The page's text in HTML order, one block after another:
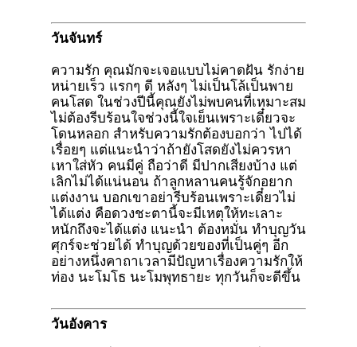
วันจันทร์
ความรัก คุณมักจะเจอแบบไม่คาดฝัน รักง่าย
หน่ายเร็ว แรกๆ ดี หลังๆ ไม่เป็นโล้เป็นพาย
คนโสด ในช่วงปีนี้คุณยังไม่พบคนที่เหมาะสม
ไม่ต้องรีบร้อนใจช่วงนี้ใจเย็นเพราะเดี๋ยวจะ
โดนหลอก สำหรับความรักต้องบอกว่า ไปได้
เรื่อยๆ แต่แนะนำว่าถ้ายังโสดยังไม่ควรหา
เหาใส่หัว คนมีคู่ ถือว่าดี มีปากเสียงบ้าง แต่
เลิกไม่ได้แน่นอน ถ้าลูกหลานคนรู้จักอยาก
แต่งงาน บอกเขาอย่ารีบร้อนเพราะเดี๋ยวไม่
ได้แต่ง คือดวงชะตานี้จะมีเหตุให้ทะเลาะ
หนักถึงจะได้แต่ง แนะนำ ต้องหมั่น ทำบุญวัน
ศุกร์จะช่วยได้ ทำบุญด้วยของที่เป็นคู่ๆ อีก
อย่างหนึ่งคาถาเวลามีปัญหาเรื่องความรักให้
ท่อง นะโมโธ นะโมพุทธายะ ทุกวันก็จะดีขึ้น
วันอังคาร